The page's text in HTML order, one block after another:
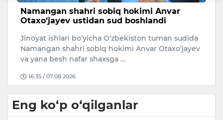
Toshkentda kvartiralar qimmatlashdi,
hovlilar narxi pasaydi
O‘zbekistonda 2026-yilning ikkinchi choragidan
boshlab uy-joy narxlari indeksini hisoblashning
yangi metodologiyasi joriy et…
16:34 / 06.08.2026
Eng ko‘p o‘qilganlar